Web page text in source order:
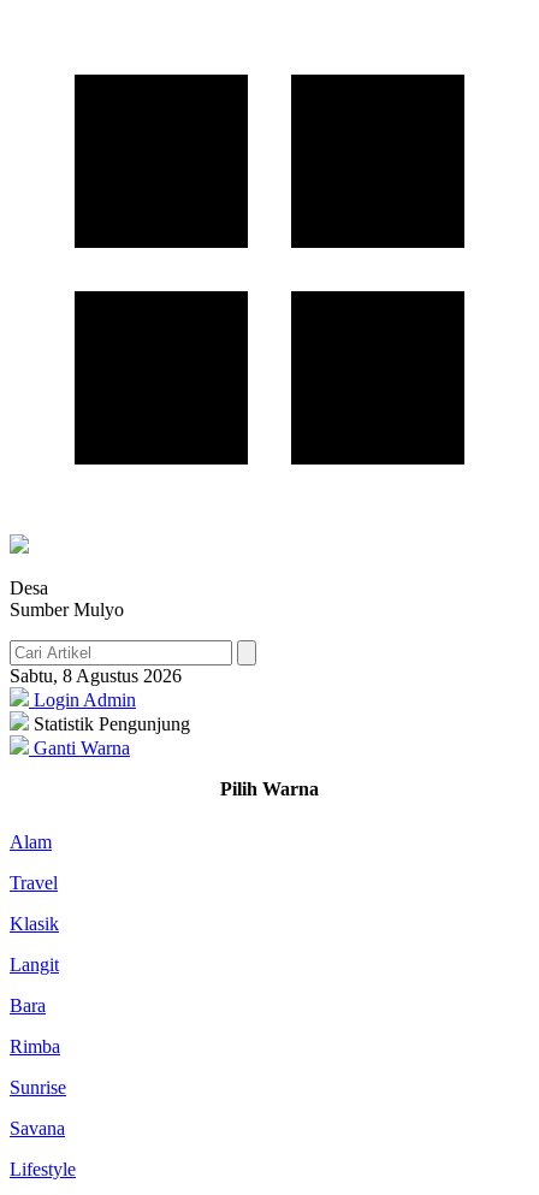
Desa
Sumber Mulyo
Sabtu, 8 Agustus 2026
Login Admin
Statistik Pengunjung
Ganti Warna
Pilih Warna
Alam
Travel
Klasik
Langit
Bara
Rimba
Sunrise
Savana
Lifestyle